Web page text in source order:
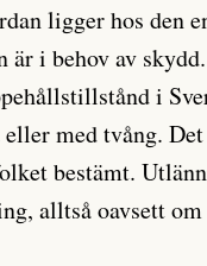
ligger hos den
är i behov av
i
med tvång.
bestämt.
alltså oavsett